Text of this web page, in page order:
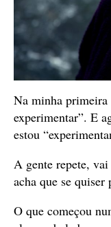
Na minha primeira
experimentar”. E
estou
A gente repete,
acha que se quiser
O que começou